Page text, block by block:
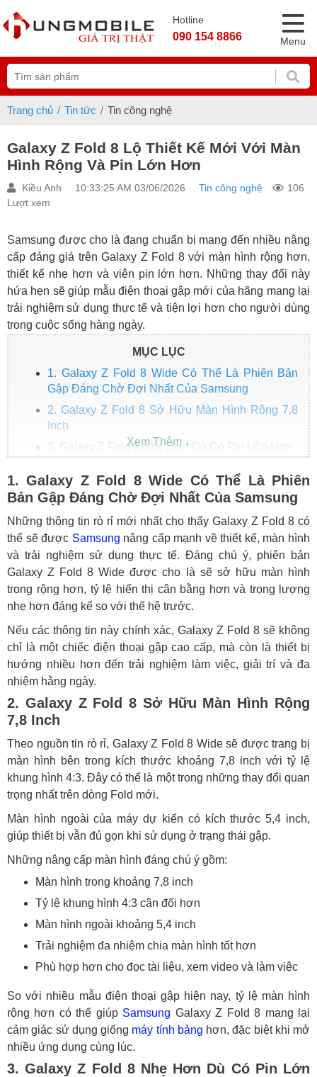
Hotline
090 154 8866 Menu
Trang chủ Tin tức Tin công nghệ
Galaxy Z Fold 8 Lộ Thiết Kế Mới Với Màn
Hình Rộng Và Pin Lớn Hơn
Kiều Anh 10:33:25 AM 03/06/2026 Tin công nghệ
106
Lượt xem
Samsung được cho là đang chuẩn bị mang đến nhiều nâng
cấp đáng giá trên Galaxy Z Fold 8 với màn hình rộng hơn,
thiết kế nhẹ hơn và viên pin lớn hơn. Những thay đổi này
hứa hẹn sẽ giúp mẫu điện thoại gập mới của hãng mang lại
trải nghiệm sử dụng thực tế và tiện lợi hơn cho người dùng
trong cuộc sống hàng ngày.
MỤC LỤC
1. Galaxy Z Fold 8 Wide Có Thể Là Phiên Bản
Gập Đáng Chờ Đợi Nhất Của Samsung
2. Galaxy Z Fold 8 Sở Hữu Màn Hình Rộng 7,8
Inch
3. Galaxy Z Fold 8 Nhẹ Hơn Dù Có Pin Lớn Hơn
Z Fold 8
5. Nếp Gấp Màn Hình Galaxy Z Fold 8 Có Thể
Được Cải Thiện Rõ Rệt
6. Camera Galaxy Z Fold 8 Có Thể Không Quá
Đột Phá
7. Galaxy Z Fold 8 Dự Kiến Dùng Snapdragon 8
Elite Gen 5
8. Galaxy Z Fold 8 Có Thể Ra Mắt Ngày 22
Tháng 7
Mua Điện Thoại Gập Samsung Giá Tốt Tại
HungMobile
1. Galaxy Z Fold 8 Wide Có Thể Là Phiên
Bản Gập Đáng Chờ Đợi Nhất Của Samsung
Những thông tin rò rỉ mới nhất cho thấy Galaxy Z Fold 8 có
thể sẽ được Samsung nâng cấp mạnh về thiết kế, màn hình
và trải nghiệm sử dụng thực tế. Đáng chú ý, phiên bản
Galaxy Z Fold 8 Wide được cho là sẽ sở hữu màn hình
trong rộng hơn, tỷ lệ hiển thị cân bằng hơn và trọng lượng
nhẹ hơn đáng kể so với thế hệ trước.
Nếu các thông tin này chính xác, Galaxy Z Fold 8 sẽ không
chỉ là một chiếc điện thoại gập cao cấp, mà còn là thiết bị
hướng nhiều hơn đến trải nghiệm làm việc, giải trí và đa
nhiệm hằng ngày.
2. Galaxy Z Fold 8 Sở Hữu Màn Hình Rộng
7,8 Inch
Theo nguồn tin rò rỉ, Galaxy Z Fold 8 Wide sẽ được trang bị
màn hình bên trong kích thước khoảng 7,8 inch với tỷ lệ
khung hình 4:3. Đây có thể là một trong những thay đổi quan
trọng nhất trên dòng Fold mới.
Màn hình ngoài của máy dự kiến có kích thước 5,4 inch,
giúp thiết bị vẫn đủ gọn khi sử dụng ở trạng thái gập.
Những nâng cấp màn hình đáng chú ý gồm:
Màn hình trong khoảng 7,8 inch
Tỷ lệ khung hình 4:3 cân đối hơn
Màn hình ngoài khoảng 5,4 inch
Trải nghiệm đa nhiệm chia màn hình tốt hơn
Phù hợp hơn cho đọc tài liệu, xem video và làm việc
So với nhiều mẫu điện thoại gập hiện nay, tỷ lệ màn hình
rộng hơn có thể giúp Samsung Galaxy Z Fold 8 mang lại
cảm giác sử dụng giống máy tính bảng hơn, đặc biệt khi mở
nhiều ứng dụng cùng lúc.
3. Galaxy Z Fold 8 Nhẹ Hơn Dù Có Pin Lớn